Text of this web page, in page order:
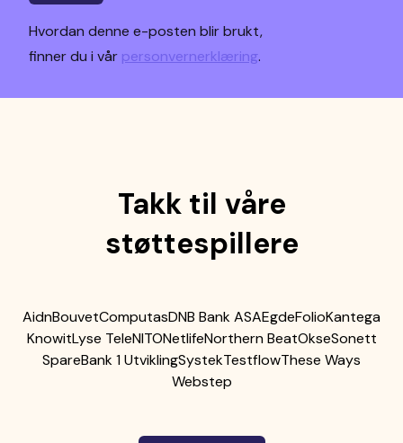
Hvordan denne e-posten blir brukt,
finner du i vår personvernerklæring.
Takk til våre
støttespillere
AidnBouvetComputasDNB Bank ASAEgdeFolioKantega
KnowitLyse TeleNITONetlifeNorthern BeatOkseSonett
SpareBank 1 UtviklingSystekTestflowThese Ways
Webstep